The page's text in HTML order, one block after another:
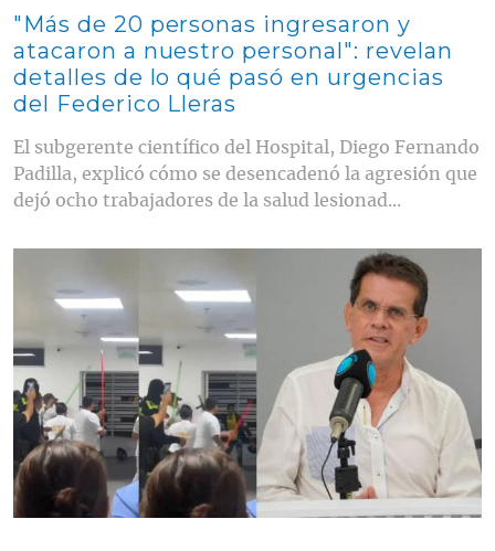
"Más de 20 personas ingresaron y
atacaron a nuestro personal": revelan
detalles de lo qué pasó en urgencias
del Federico Lleras
El subgerente científico del Hospital, Diego Fernando
Padilla, explicó cómo se desencadenó la agresión que
dejó ocho trabajadores de la salud lesionad...